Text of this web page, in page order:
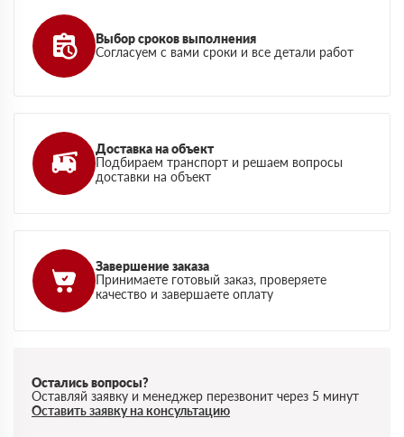
Выбор сроков выполнения
Согласуем с вами сроки и все детали работ
Доставка на объект
Подбираем транспорт и решаем вопросы
доставки на объект
Завершение заказа
Принимаете готовый заказ, проверяете
качество и завершаете оплату
Остались вопросы?
Оставляй заявку и менеджер перезвонит через 5 минут
Оставить заявку на консультацию